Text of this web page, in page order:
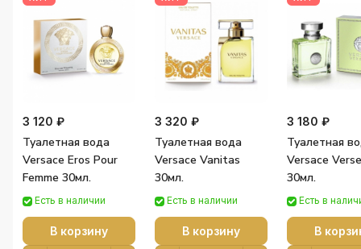
3 120 ₽
Туалетная вода
Versace Eros Pour
Femme 30мл.
Есть в наличии
В корзину
3 320 ₽
Туалетная вода
Versace Vanitas
30мл.
Есть в наличии
В корзину
3 180 ₽
Туалетная
Versace
30мл.
Есть в
В